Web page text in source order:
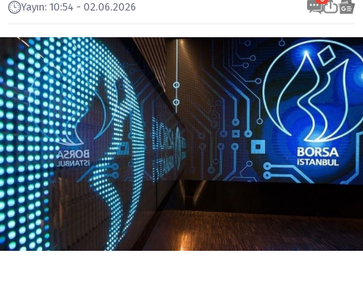
Yayın: 10:54 - 02.06.2026